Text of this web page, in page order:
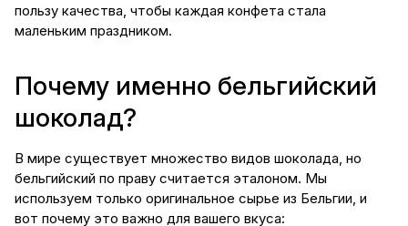
пользу качества, чтобы каждая конфета стала
маленьким праздником.
Почему именно бельгийский
шоколад?
В мире существует множество видов шоколада, но
бельгийский по праву считается эталоном. Мы
используем только оригинальное сырье из Бельгии, и
вот почему это важно для вашего вкуса: